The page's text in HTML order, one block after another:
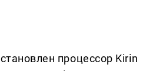
процессор Kirin